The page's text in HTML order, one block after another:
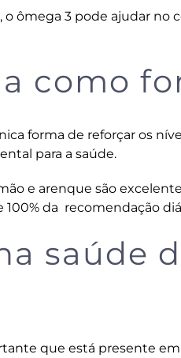
o ômega 3 pode ajudar
como
forma de reforçar os
para a saúde.
e arenque são
100% da recomendação
saúde
que está presente